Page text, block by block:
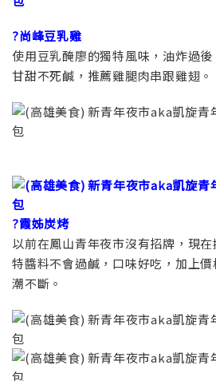
?尚峰豆乳雞
使用豆乳醃廖的獨特風味，油炸過
甘甜不死鹹，推薦雞腿肉串跟雞翅。
?霞姊炭烤
以前在鳳山青年夜市沒有招牌，現
特醬料不會過鹹，口味好吃，加上
潮不斷。